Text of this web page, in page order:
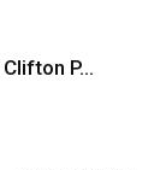
P...